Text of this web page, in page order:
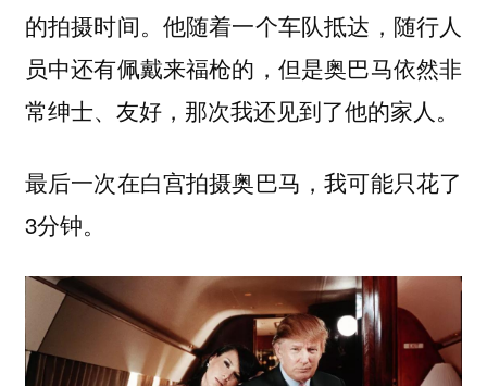
的拍摄时间。他随着一个车队抵达，随行人
员中还有佩戴来福枪的，但是奥巴马依然非
常绅士、友好，那次我还见到了他的家人。
最后一次在白宫拍摄奥巴马，我可能只花了
3分钟。